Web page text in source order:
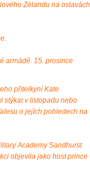
Zélandu na oslavách
armádě. 15. prosince
přítelkyní Kate
stýkat v listopadu nebo
o jejích pohledech na
Academy Sandhurst
objevila jako host prince